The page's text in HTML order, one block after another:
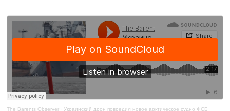
The Barents Observer · Украинский дрон повредил новое арктическое судно ФСБ